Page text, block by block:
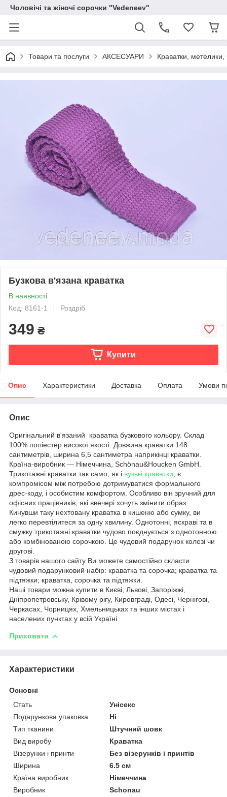
Чоловічі та жіночі сорочки "Vedeneev"
Товари та послуги АКСЕСУАРИ Краватки, метелики,
Бузкова в'язана краватка
В наявності
Код: 8161-1
Роздріб
349 ₴
Купити
Опис Характеристики Доставка Оплата Умови
Опис
Оригінальний в'язаний краватка бузкового кольору. Склад
100% поліестер високої якості. Довжина краватки 148
сантиметрів, ширина 6,5 сантиметра наприкінці краватки.
Країна-виробник — Німеччина, Schönau&Houcken GmbH.
Трикотажні краватки так само, як і вузькі краватки , є
компромісом між потребою дотримуватися формального
дрес-коду, і особистим комфортом. Особливо він зручний для
офісних працівників, які ввечері хочуть змінити образ.
Кинувши таку нехтовану краватка в кишеню або сумку, ви
легко перевтілитеся за одну хвилину. Однотонні, яскраві та в
смужку трикотажні краватки чудово поєднується з однотонною
або комбінованою сорочкою. Це чудовий подарунок колезі чи
другові.
З товарів нашого сайту Ви можете самостійно скласти
чудовий подарунковий набір: краватка та сорочка; краватка та
підтяжки; краватка, сорочка та підтяжки.
Наші товари можна купити в Києві, Львові, Запоріжжі,
Дніпропетровську, Крівому рігу, Кировграді, Одесі, Чернігові,
Черкасах, Чорницях, Хмельницьках та інших містах і
населених пунктах у всій Україні.
Приховати
Характеристики
Основні
Стать
Унісекс
Подарункова упаковка
Ні
Тип тканини
Штучний шовк
Вид виробу
Краватка
Візерунки і принти
Без візерунків і принтів
Ширина
6.5 см
Країна виробник
Німеччина
Виробник
Schonau